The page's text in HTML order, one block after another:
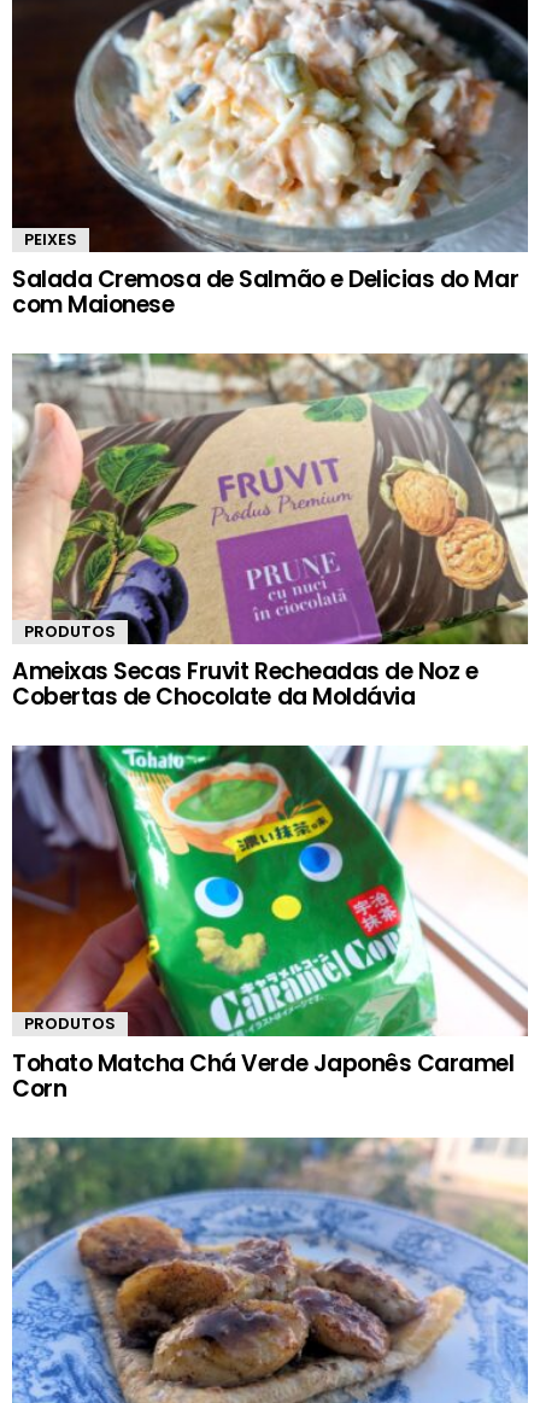
PEIXES
Salada Cremosa de Salmão e Delicias do Mar
com Maionese
PRODUTOS
Ameixas Secas Fruvit Recheadas de Noz e
Cobertas de Chocolate da Moldávia
PRODUTOS
Tohato Matcha Chá Verde Japonês Caramel
Corn